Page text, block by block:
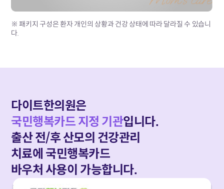
※ 패키지 구성은 환자 개인의 상황과 건강 상태에 따라 달라질 수 있습니
다.
다이트한의원은
국민행복카드 지정 기관입니다.
출산 전/후 산모의 건강관리
치료에 국민행복카드
바우처 사용이 가능합니다.